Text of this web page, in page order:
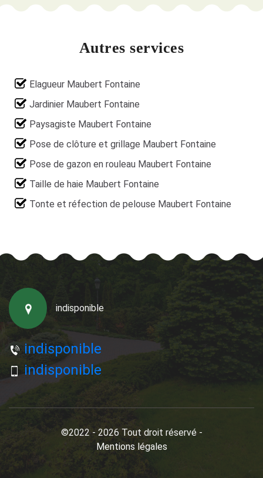
Autres services
Elagueur Maubert Fontaine
Jardinier Maubert Fontaine
Paysagiste Maubert Fontaine
Pose de clôture et grillage Maubert Fontaine
Pose de gazon en rouleau Maubert Fontaine
Taille de haie Maubert Fontaine
Tonte et réfection de pelouse Maubert Fontaine
indisponible
indisponible
indisponible
©2022 - 2026 Tout droit réservé -
Mentions légales